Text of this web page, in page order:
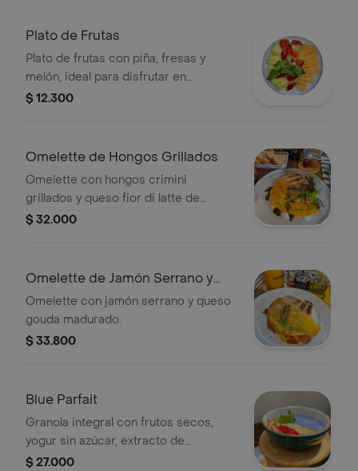
Plato de Frutas
Plato de frutas con piña, fresas y
melón, ideal para disfrutar en
cualquier momento.
$ 12.300
Omelette de Hongos Grillados
Omelette con hongos crimini
grillados y queso fior di latte de
buffala.
$ 32.000
Omelette de Jamón Serrano y
Queso Gouda
Omelette con jamón serrano y queso
gouda madurado.
$ 33.800
Blue Parfait
Granola integral con frutos secos,
yogur sin azúcar, extracto de
lombarda, fresas, rebanadas
$ 27.000